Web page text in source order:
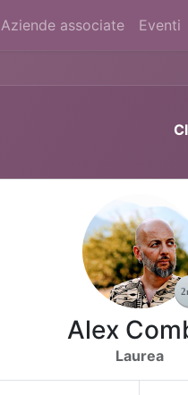
Aziende associate Eventi
Alex
Laurea